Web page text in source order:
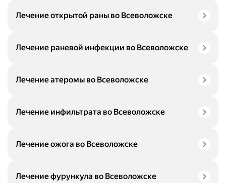
Лечение открытой раны во Всеволожске
Лечение раневой инфекции во Всеволожске
Лечение атеромы во Всеволожске
Лечение инфильтрата во Всеволожске
Лечение ожога во Всеволожске
Лечение фурункула во Всеволожске